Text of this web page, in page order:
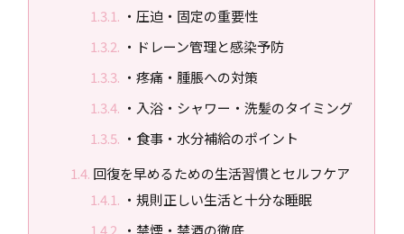
・圧迫・固定の重要性
・ドレーン管理と感染予防
・疼痛・腫脹への対策
・入浴・シャワー・洗髪のタイミング
・食事・水分補給のポイント
回復を早めるための生活習慣とセルフケア
・規則正しい生活と十分な睡眠
・禁煙・禁酒の徹底